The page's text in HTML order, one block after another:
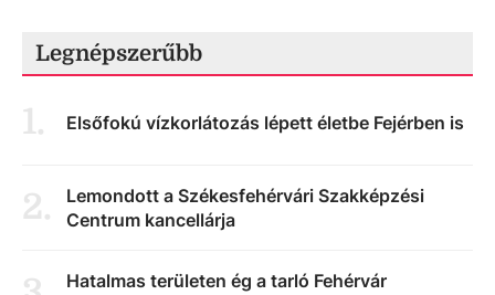
Legnépszerűbb
1. Elsőfokú vízkorlátozás lépett életbe Fejérben is
2.
Lemondott a Székesfehérvári Szakképzési
Centrum kancellárja
Hatalmas területen ég a tarló Fehérvár